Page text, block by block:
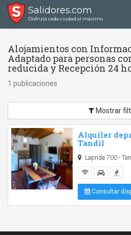
Salidores.com
Disfrutá cada ciudad al máximo
Alojamientos con
Adaptado para personas
reducida y Recepción 24
1 publicaciones
Mostrar
Alquiler
Tandil
Laprida 700 -
Consultar